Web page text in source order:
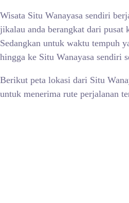
Wisata Situ Wanayasa sendiri
jikalau anda berangkat dari pusat
Sedangkan untuk waktu tempuh
hingga ke Situ Wanayasa sendiri
Berikut peta lokasi dari Situ
untuk menerima rute perjalanan